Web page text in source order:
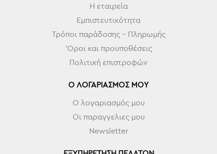
Η εταιρεία
Εμπιστευτικότητα
Τρόποι παράδοσης - Πληρωμής
'Οροι και προυποθέσεις
Πολιτική επιστροφών
Ο ΛΟΓΑΡΙΑΣΜΌΣ ΜΟΥ
Ο λογαριασμός μου
Οι παραγγελιες μου
Newsletter